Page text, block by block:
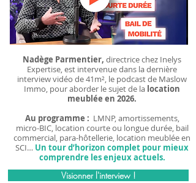
Nadège Parmentier, directrice chez Inelys
Expertise, est intervenue dans la dernière
interview vidéo de 41m², le podcast de Maslow
Immo, pour aborder le sujet de la location
meublée en 2026.
Au programme : LMNP, amortissements,
micro-BIC, location courte ou longue durée, bail
commercial, para-hôtellerie, location meublée en
SCI… Un tour d’horizon complet pour mieux
comprendre les enjeux actuels.
Visionner l'interview !